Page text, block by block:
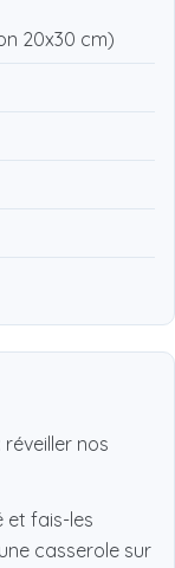
20x30 cm)
nos
et fais-les
casserole sur